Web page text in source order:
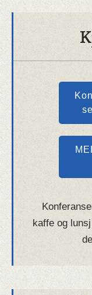
kaffe og